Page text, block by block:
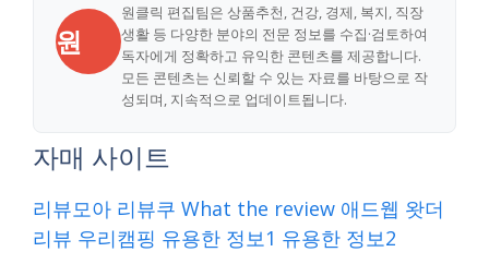
원
원클릭 편집팀은 상품추천, 건강, 경제, 복지, 직장
생활 등 다양한 분야의 전문 정보를 수집·검토하여
독자에게 정확하고 유익한 콘텐츠를 제공합니다.
모든 콘텐츠는 신뢰할 수 있는 자료를 바탕으로 작
성되며, 지속적으로 업데이트됩니다.
자매 사이트
리뷰모아 리뷰쿠 What the review 애드웹 왓더
리뷰 우리캠핑 유용한 정보1 유용한 정보2